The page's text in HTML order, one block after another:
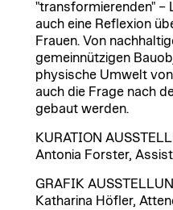
"transformierenden" –
auch eine Reflexion
Frauen. Von
gemeinnützigen
physische Umwelt
auch die Frage nach
gebaut werden.
KURATION
Antonia Forster,
GRAFIK
Katharina Höfler,